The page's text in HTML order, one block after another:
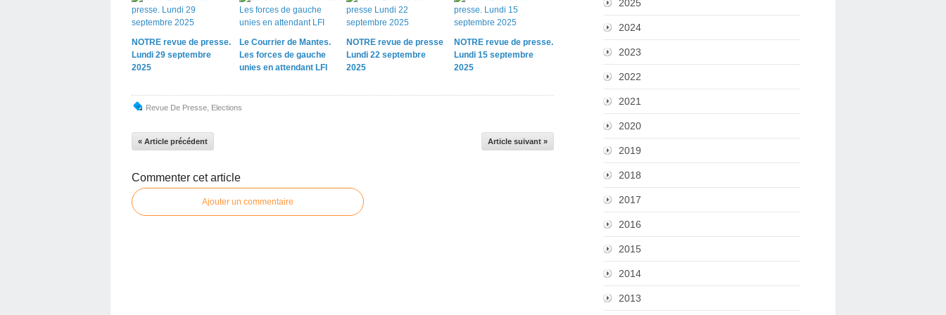
a
NOTRE revue de presse.
Lundi 29 septembre
2025
Le Courrier de Mantes.
Les forces de gauche
unies en attendant LFI
NOTRE revue de presse
Lundi 22 septembre
2025
NOTRE revue de presse.
Lundi 15 septembre
2025
Revue De Presse Elections
« Article précédent Article suivant »
Commenter cet article
Ajouter un commentaire
2025
2024
2023
2022
2021
2020
2019
2018
2017
2016
2015
2014
2013